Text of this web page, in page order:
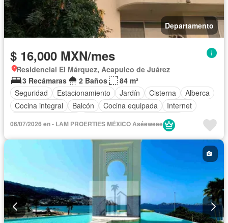
Departamento
$ 16,000 MXN/mes
Residencial El Márquez, Acapulco de Juárez
3 Recámaras
2 Baños
84 m²
Seguridad
Estacionamiento Jardín Cisterna
Alberca
Cocina integral
Balcón Cocina equipada
Internet
Circuito cerrado de televisión
Recámara con closet
Permite mascotas
06/07/2026 en - LAM PROERTIES MÉXICO Aséeweee